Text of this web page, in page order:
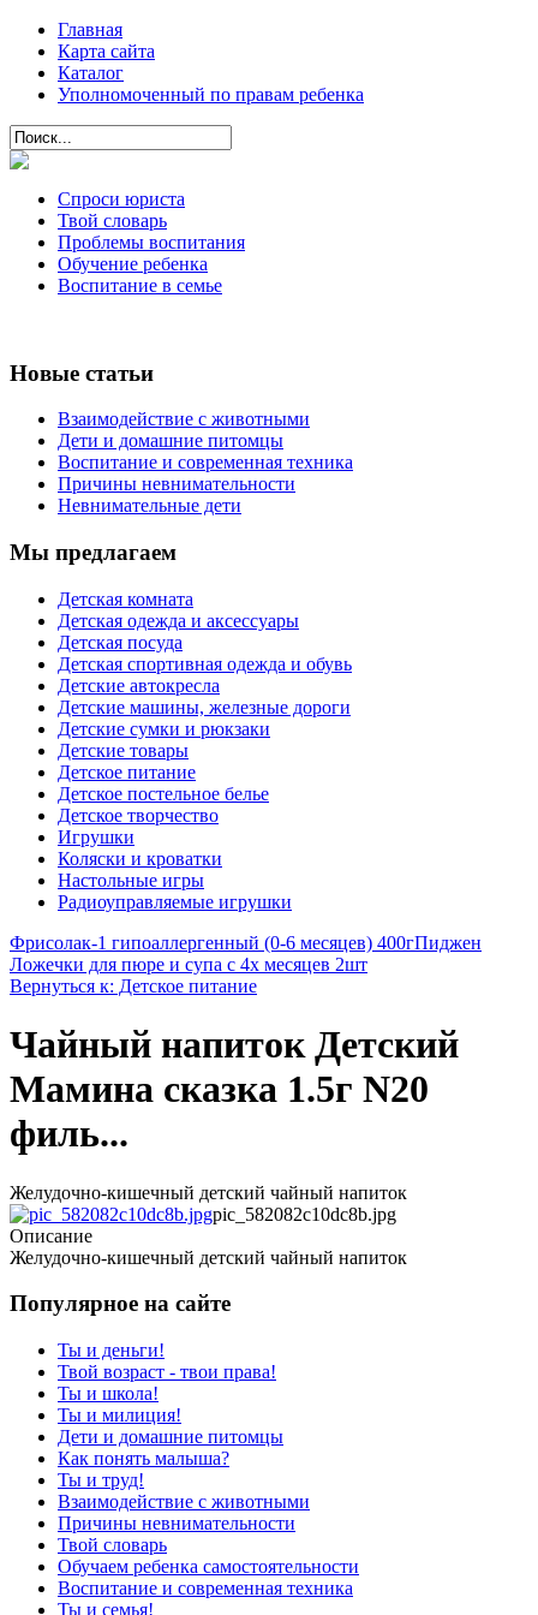
Главная
Карта сайта
Каталог
Уполномоченный по правам ребенка
Спроси юриста
Твой словарь
Проблемы воспитания
Обучение ребенка
Воспитание в семье
Новые статьи
Взаимодействие с животными
Дети и домашние питомцы
Воспитание и современная техника
Причины невнимательности
Невнимательные дети
Мы предлагаем
Детская комната
Детская одежда и аксессуары
Детская посуда
Детская спортивная одежда и обувь
Детские автокресла
Детские машины, железные дороги
Детские сумки и рюкзаки
Детские товары
Детское питание
Детское постельное белье
Детское творчество
Игрушки
Коляски и кроватки
Настольные игры
Радиоуправляемые игрушки
Фрисолак-1 гипоаллергенный (0-6 месяцев) 400гПиджен
Ложечки для пюре и супа с 4х месяцев 2шт
Вернуться к: Детское питание
Чайный напиток Детский
Мамина сказка 1.5г N20
филь...
Желудочно-кишечный детский чайный напиток
pic_582082c10dc8b.jpg
Описание
Желудочно-кишечный детский чайный напиток
Популярное на сайте
Ты и деньги!
Твой возраст - твои права!
Ты и школа!
Ты и милиция!
Дети и домашние питомцы
Как понять малыша?
Ты и труд!
Взаимодействие с животными
Причины невнимательности
Твой словарь
Обучаем ребенка самостоятельности
Воспитание и современная техника
Ты и семья!